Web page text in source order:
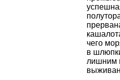
чего
в
лишним